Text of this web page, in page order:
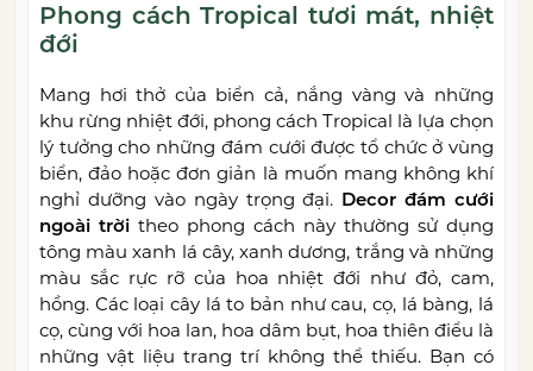
Phong cách Tropical tươi mát, nhiệt
đới
Mang hơi thở của biển cả, nắng vàng và những
khu rừng nhiệt đới, phong cách Tropical là lựa chọn
lý tưởng cho những đám cưới được tổ chức ở vùng
biển, đảo hoặc đơn giản là muốn mang không khí
nghỉ dưỡng vào ngày trọng đại. Decor đám cưới
ngoài trời theo phong cách này thường sử dụng
tông màu xanh lá cây, xanh dương, trắng và những
màu sắc rực rỡ của hoa nhiệt đới như đỏ, cam,
hồng. Các loại cây lá to bản như cau, cọ, lá bàng, lá
cọ, cùng với hoa lan, hoa dâm bụt, hoa thiên điểu là
những vật liệu trang trí không thể thiếu. Bạn có